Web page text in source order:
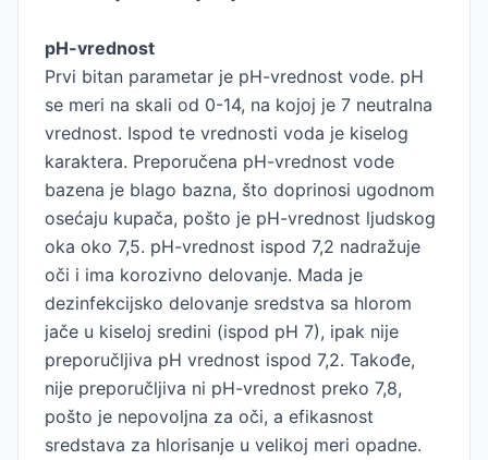
pH-vrednost
Prvi bitan parametar je pH-vrednost vode. pH
se meri na skali od 0-14, na kojoj je 7 neutralna
vrednost. Ispod te vrednosti voda je kiselog
karaktera. Preporučena pH-vrednost vode
bazena je blago bazna, što doprinosi ugodnom
osećaju kupača, pošto je pH-vrednost ljudskog
oka oko 7,5. pH-vrednost ispod 7,2 nadražuje
oči i ima korozivno delovanje. Mada je
dezinfekcijsko delovanje sredstva sa hlorom
jače u kiseloj sredini (ispod pH 7), ipak nije
preporučljiva pH vrednost ispod 7,2. Takođe,
nije preporučljiva ni pH-vrednost preko 7,8,
pošto je nepovoljna za oči, a efikasnost
sredstava za hlorisanje u velikoj meri opadne.